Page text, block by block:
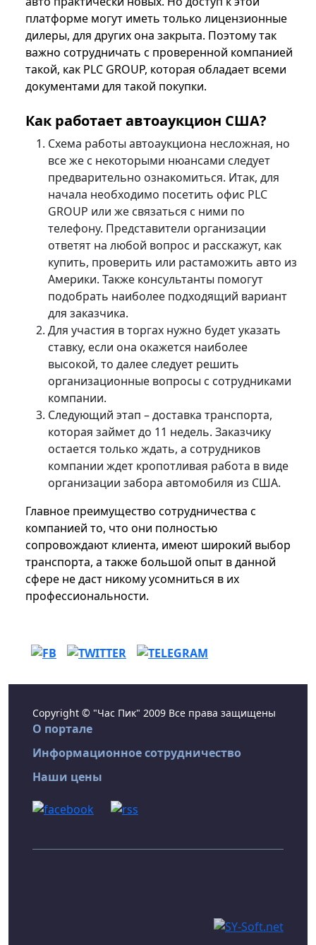
платформе могут иметь только лицензионные
дилеры, для других она закрыта. Поэтому так
важно сотрудничать с проверенной компанией
такой, как PLC GROUP, которая обладает всеми
документами для такой покупки.
Как работает автоаукцион США?
Схема работы автоаукциона несложная, но
все же с некоторыми нюансами следует
предварительно ознакомиться. Итак, для
начала необходимо посетить офис PLC
GROUP или же связаться с ними по
телефону. Представители организации
ответят на любой вопрос и расскажут, как
купить, проверить или растаможить авто из
Америки. Также консультанты помогут
подобрать наиболее подходящий вариант
для заказчика.
Для участия в торгах нужно будет указать
ставку, если она окажется наиболее
высокой, то далее следует решить
организационные вопросы с сотрудниками
компании.
Следующий этап – доставка транспорта,
которая займет до 11 недель. Заказчику
остается только ждать, а сотрудников
компании ждет кропотливая работа в виде
организации забора автомобиля из США.
Главное преимущество сотрудничества с
компанией то, что они полностью
сопровождают клиента, имеют широкий выбор
транспорта, а также большой опыт в данной
сфере не даст никому усомниться в их
профессиональности.
Copyright © "Час Пик" 2009 Все права защищены
О портале
Информационное сотрудничество
Наши цены